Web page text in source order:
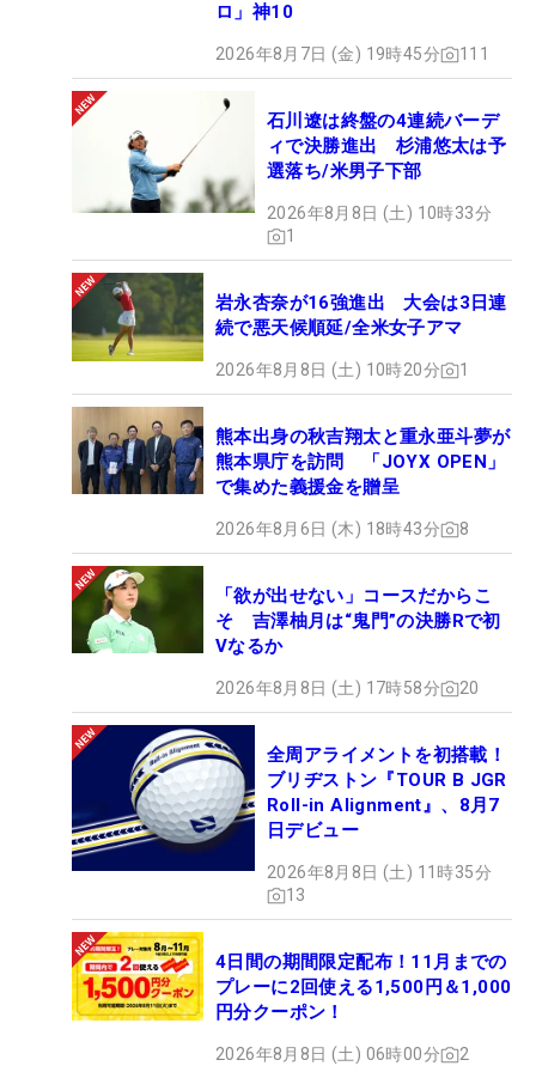
ロ」神10
2026年8月7日 (金) 19時45分 111
石川遼は終盤の4連続バーデ
ィで決勝進出 杉浦悠太は予
選落ち/米男子下部
2026年8月8日 (土) 10時33分
1
岩永杏奈が16強進出 大会は3日連
続で悪天候順延/全米女子アマ
2026年8月8日 (土) 10時20分 1
熊本出身の秋吉翔太と重永亜斗夢が
熊本県庁を訪問 「JOYX OPEN」
で集めた義援金を贈呈
2026年8月6日 (木) 18時43分 8
「欲が出せない」コースだからこ
そ 吉澤柚月は“鬼門”の決勝Rで初
Vなるか
2026年8月8日 (土) 17時58分 20
全周アライメントを初搭載！
ブリヂストン『TOUR B JGR
Roll-in Alignment』、8月7
日デビュー
2026年8月8日 (土) 11時35分
13
4日間の期間限定配布！11月までの
プレーに2回使える1,500円＆1,000
円分クーポン！
2026年8月8日 (土) 06時00分 2